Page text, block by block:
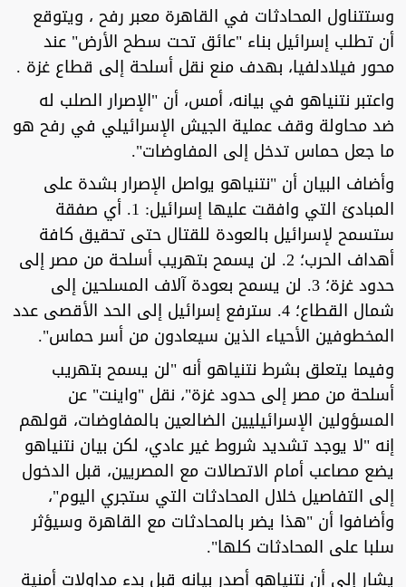
وستتناول المحادثات في القاهرة معبر رفح ، ويتوقع
أن تطلب إسرائيل بناء "عائق تحت سطح الأرض" عند
محور فيلادلفيا، بهدف منع نقل أسلحة إلى قطاع غزة .
واعتبر نتنياهو في بيانه، أمس، أن "الإصرار الصلب له
ضد محاولة وقف عملية الجيش الإسرائيلي في رفح هو
ما جعل حماس تدخل إلى المفاوضات".
وأضاف البيان أن "نتنياهو يواصل الإصرار بشدة على
المبادئ التي وافقت عليها إسرائيل: 1. أي صفقة
ستسمح لإسرائيل بالعودة للقتال حتى تحقيق كافة
أهداف الحرب؛ 2. لن يسمح بتهريب أسلحة من مصر إلى
حدود غزة؛ 3. لن يسمح بعودة آلاف المسلحين إلى
شمال القطاع؛ 4. سترفع إسرائيل إلى الحد الأقصى عدد
المخطوفين الأحياء الذين سيعادون من أسر حماس".
وفيما يتعلق بشرط نتنياهو أنه "لن يسمح بتهريب
أسلحة من مصر إلى حدود غزة"، نقل "واينت" عن
المسؤولين الإسرائيليين الضالعين بالمفاوضات، قولهم
إنه "لا يوجد تشديد شروط غير عادي، لكن بيان نتنياهو
يضع مصاعب أمام الاتصالات مع المصريين، قبل الدخول
إلى التفاصيل خلال المحادثات التي ستجري اليوم"،
وأضافوا أن "هذا يضر بالمحادثات مع القاهرة وسيؤثر
سلبا على المحادثات كلها".
يشار إلى أن نتنياهو أصدر بيانه قبل بدء مداولات أمنية